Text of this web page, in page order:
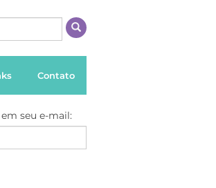
Contato
seu e-mail: